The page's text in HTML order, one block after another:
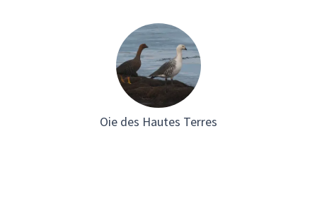
Oie des Hautes Terres